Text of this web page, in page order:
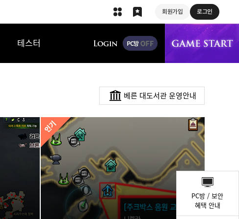
회원가입 로그인
테스터
베른 대도서관 운영안내
PC방 / 보안
혜택 안내